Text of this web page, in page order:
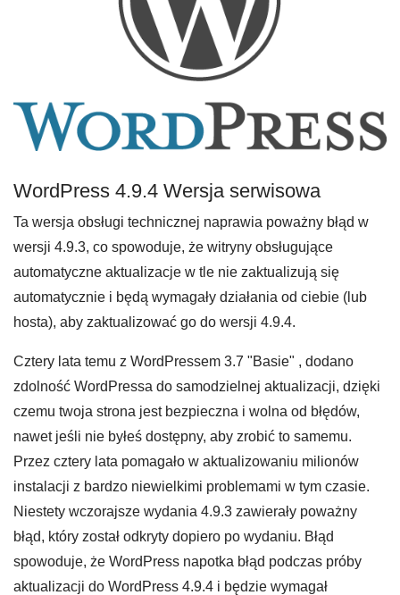
WordPress 4.9.4 Wersja serwisowa
Ta wersja obsługi technicznej naprawia poważny błąd w
wersji 4.9.3, co spowoduje, że witryny obsługujące
automatyczne aktualizacje w tle nie zaktualizują się
automatycznie i będą wymagały działania od ciebie (lub
hosta), aby zaktualizować go do wersji 4.9.4.
Cztery lata temu z WordPressem 3.7 "Basie" , dodano
zdolność WordPressa do samodzielnej aktualizacji, dzięki
czemu twoja strona jest bezpieczna i wolna od błędów,
nawet jeśli nie byłeś dostępny, aby zrobić to samemu.
Przez cztery lata pomagało w aktualizowaniu milionów
instalacji z bardzo niewielkimi problemami w tym czasie.
Niestety wczorajsze wydania 4.9.3 zawierały poważny
błąd, który został odkryty dopiero po wydaniu. Błąd
spowoduje, że WordPress napotka błąd podczas próby
aktualizacji do WordPress 4.9.4 i będzie wymagał